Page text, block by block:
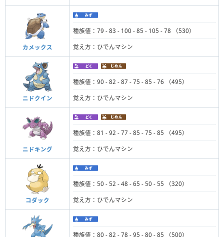
カメックス
種族値：79 - 83 - 100 - 85 - 105 - 78 （530）
覚え方：ひでんマシン
ニドクイン
種族値：90 - 82 - 87 - 75 - 85 - 76 （495）
覚え方：ひでんマシン
ニドキング
種族値：81 - 92 - 77 - 85 - 75 - 85 （495）
覚え方：ひでんマシン
コダック
種族値：50 - 52 - 48 - 65 - 50 - 55 （320）
覚え方：ひでんマシン
種族値：80 - 82 - 78 - 95 - 80 - 85 （500）